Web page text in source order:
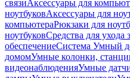
связиАксессуары для
ноутбуковАксессуары для
компьютераРюкзаки для
ноутбуковСредства для ухода
обеспечениеСистема Умный
домомУмные колонки,
видеонаблюденияУмные